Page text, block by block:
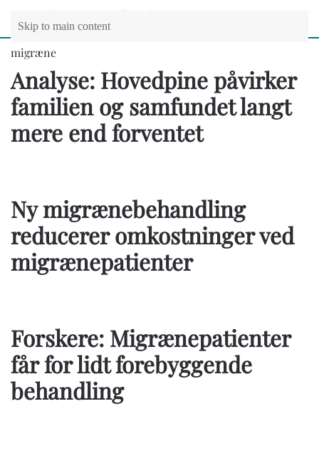
Skip to main content
migræne
Analyse: Hovedpine påvirker
familien og samfundet langt
mere end forventet
Ny migrænebehandling
reducerer omkostninger ved
migrænepatienter
Forskere: Migrænepatienter
får for lidt forebyggende
behandling